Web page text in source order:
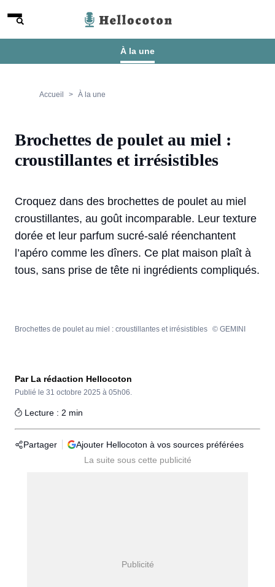
Menu
À la une
Accueil À la une
Brochettes de poulet au miel :
croustillantes et irrésistibles
Croquez dans des brochettes de poulet au miel
croustillantes, au goût incomparable. Leur texture
dorée et leur parfum sucré-salé réenchantent
l’apéro comme les dîners. Ce plat maison plaît à
tous, sans prise de tête ni ingrédients compliqués.
Brochettes de poulet au miel : croustillantes et irrésistibles © GEMINI
Par La rédaction Hellocoton
Publié le 31 octobre 2025 à 05h06.
Lecture : 2 min
Partager Ajouter Hellocoton à vos sources préférées